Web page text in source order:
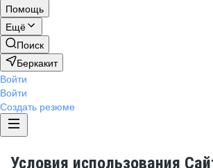
Помощь
Ещё
Поиск
Беркакит
Войти
Войти
Создать резюме
Условия использования